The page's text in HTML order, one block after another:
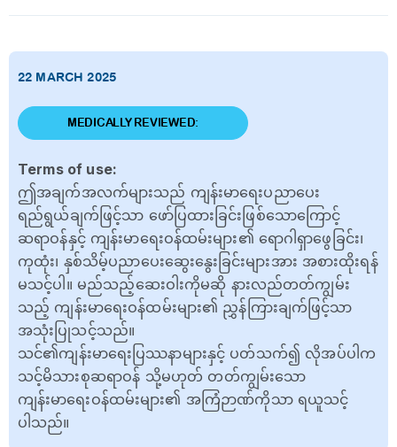
22 MARCH 2025
MEDICALLY REVIEWED:
Terms of use:
ဤအချက်အလက်များသည် ကျန်းမာရေးပညာပေး
ရည်ရွယ်ချက်ဖြင့်သာ ဖော်ပြထားခြင်းဖြစ်သောကြောင့်
ဆရာဝန်နှင့် ကျန်းမာရေးဝန်ထမ်းများ၏ ရောဂါရှာဖွေခြင်း၊
ကုထုံး၊ နှစ်သိမ့်ပညာပေးဆွေးနွေးခြင်းများအား အစားထိုးရန်
မသင့်ပါ။ မည်သည့်ဆေးဝါးကိုမဆို နားလည်တတ်ကျွမ်း
သည့် ကျန်းမာရေးဝန်ထမ်းများ၏ ညွှန်ကြားချက်ဖြင့်သာ
အသုံးပြုသင့်သည်။
သင်၏ကျန်းမာရေးပြဿနာများနှင့် ပတ်သက်၍ လိုအပ်ပါက
သင့်မိသားစုဆရာဝန် သို့မဟုတ် တတ်ကျွမ်းသော
ကျန်းမာရေးဝန်ထမ်းများ၏ အကြံဉာဏ်ကိုသာ ရယူသင့်
ပါသည်။